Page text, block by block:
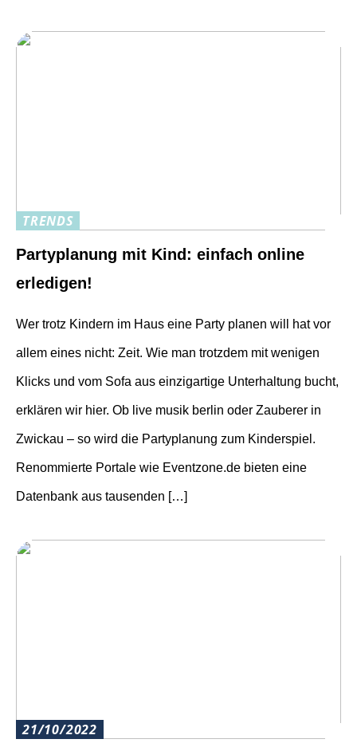
TRENDS
Partyplanung mit Kind: einfach online
erledigen!
Wer trotz Kindern im Haus eine Party planen will hat vor
allem eines nicht: Zeit. Wie man trotzdem mit wenigen
Klicks und vom Sofa aus einzigartige Unterhaltung bucht,
erklären wir hier. Ob live musik berlin oder Zauberer in
Zwickau – so wird die Partyplanung zum Kinderspiel.
Renommierte Portale wie Eventzone.de bieten eine
Datenbank aus tausenden […]
21/10/2022